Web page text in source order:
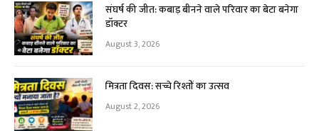
संघर्ष की जीत: कबाड़ बीनने वाले परिवार का बेटा बनेगा
डॉक्टर
August 3, 2026
मित्रता दिवस: सच्चे रिश्तों का उत्सव
August 2, 2026